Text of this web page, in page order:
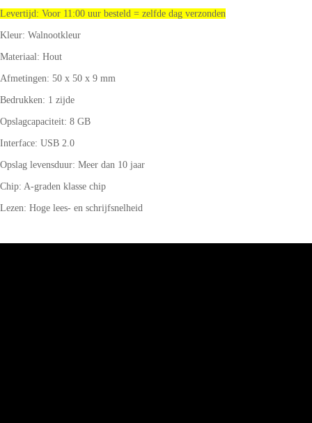
Levertijd: Voor 11:00 uur besteld = zelfde dag verzonden
Kleur: Walnootkleur
Materiaal: Hout
Afmetingen: 50 x 50 x 9 mm
Bedrukken: 1 zijde
Opslagcapaciteit: 8 GB
Interface: USB 2.0
Opslag levensduur: Meer dan 10 jaar
Chip: A-graden klasse chip
Lezen: Hoge lees- en schrijfsnelheid